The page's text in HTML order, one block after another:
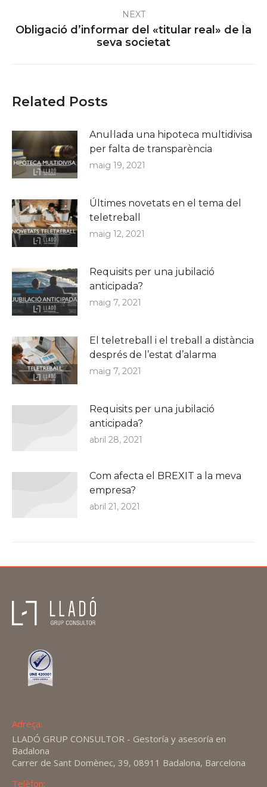
NEXT
Next
post:
Obligació d’informar del «titular real» de la
seva societat
Related Posts
Anul·lada una hipoteca multidivisa
per falta de transparència
maig 19, 2021
Últimes novetats en el tema del
teletreball
maig 12, 2021
Requisits per una jubilació
anticipada?
maig 7, 2021
El teletreball i el treball a distància
després de l’estat d’alarma
maig 7, 2021
Requisits per una jubilació
anticipada?
abril 28, 2021
Com afecta el BREXIT a la meva
empresa?
abril 21, 2021
Adreça:
LLADÓ GRUP CONSULTOR - Gestoría y asesoría en
Badalona
Carrer de Sant Domènec, 39, 08911 Badalona, Barcelona
Telèfon: